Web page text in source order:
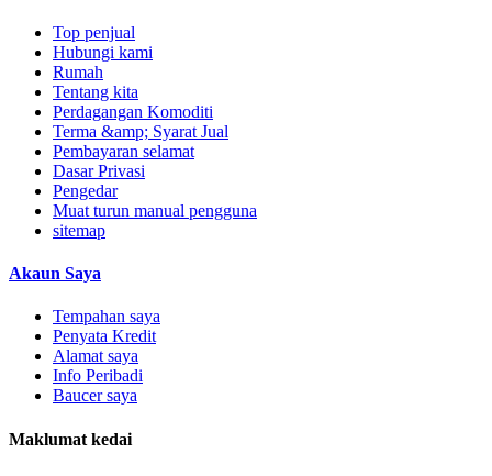
Top penjual
Hubungi kami
Rumah
Tentang kita
Perdagangan Komoditi
Terma &amp; Syarat Jual
Pembayaran selamat
Dasar Privasi
Pengedar
Muat turun manual pengguna
sitemap
Akaun Saya
Tempahan saya
Penyata Kredit
Alamat saya
Info Peribadi
Baucer saya
Maklumat kedai